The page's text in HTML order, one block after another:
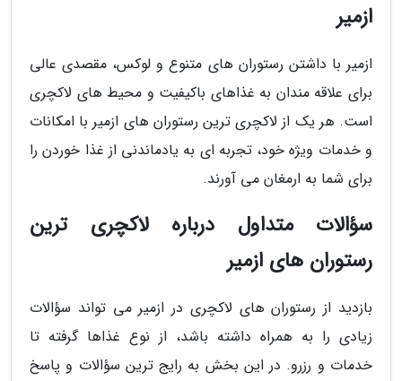
ازمیر
ازمیر با داشتن رستوران های متنوع و لوکس، مقصدی عالی
برای علاقه مندان به غذاهای باکیفیت و محیط های لاکچری
است. هر یک از لاکچری ترین رستوران های ازمیر با امکانات
و خدمات ویژه خود، تجربه ای به یادماندنی از غذا خوردن را
برای شما به ارمغان می آورند.
سؤالات متداول درباره لاکچری ترین
رستوران های ازمیر
بازدید از رستوران های لاکچری در ازمیر می تواند سؤالات
زیادی را به همراه داشته باشد، از نوع غذاها گرفته تا
خدمات و رزرو. در این بخش به رایج ترین سؤالات و پاسخ